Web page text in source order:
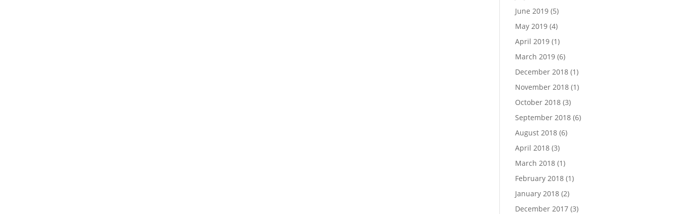
June 2019 (5)
May 2019 (4)
April 2019 (1)
March 2019 (6)
December 2018 (1)
November 2018 (1)
October 2018 (3)
September 2018 (6)
August 2018 (6)
April 2018 (3)
March 2018 (1)
February 2018 (1)
January 2018 (2)
December 2017 (3)